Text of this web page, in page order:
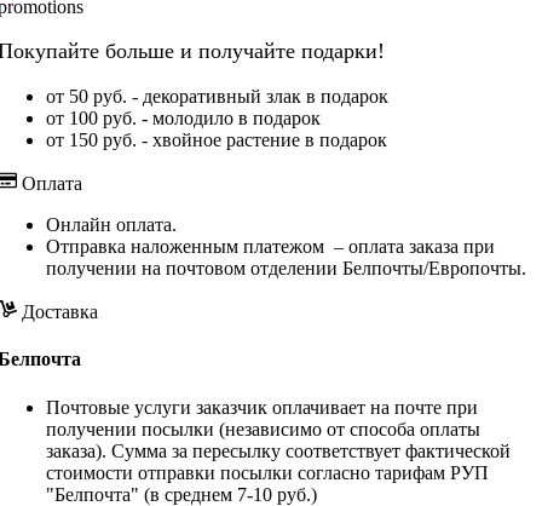
больше и получайте подарки!
от 50 руб. - декоративный злак в подарок
от 100 руб. - молодило в подарок
от 150 руб. - хвойное растение в подарок
Оплата
Онлайн оплата.
Отправка наложенным платежом – оплата заказа при
получении на почтовом отделении Белпочты/Европочты.
Доставка
Почтовые услуги заказчик оплачивает на почте при
получении посылки (независимо от способа оплаты
заказа). Сумма за пересылку соответствует фактической
стоимости отправки посылки согласно тарифам РУП
"Белпочта" (в среднем 7-10 руб.)